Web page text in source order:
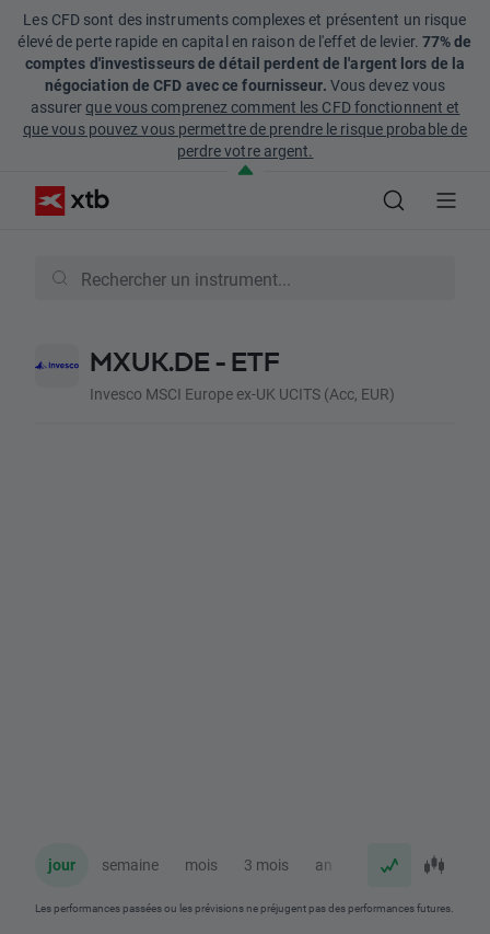
Les CFD sont des instruments complexes et présentent un risque
élevé de perte rapide en capital en raison de l'effet de levier. 77% de
comptes d'investisseurs de détail perdent de l'argent lors de la
négociation de CFD avec ce fournisseur. Vous devez vous
assurerque vous comprenez comment les CFD fonctionnent et
que vous pouvez vous permettre de prendre le risque probable de
perdre votre argent.
MXUK.DE - ETF
Invesco MSCI Europe ex-UK UCITS (Acc, EUR)
jour semaine mois 3 mois an
Les performances passées ou les prévisions ne préjugent pas des performances futures.